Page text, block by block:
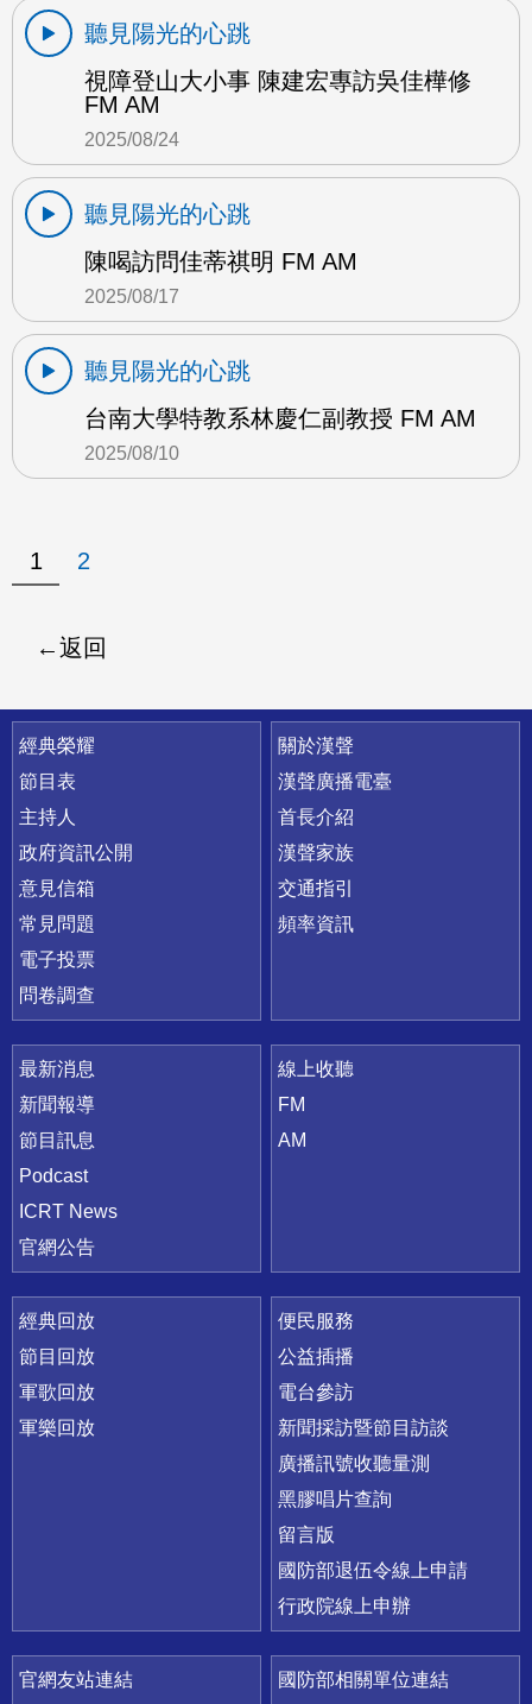
聽見陽光的心跳
視障登山大小事 陳建宏專訪吳佳樺修
FM AM
2025/08/24
聽見陽光的心跳
陳喝訪問佳蒂祺明 FM AM
2025/08/17
聽見陽光的心跳
台南大學特教系林慶仁副教授 FM AM
2025/08/10
1 2
返回
快速連結
經典榮耀
節目表
主持人
政府資訊公開
意見信箱
常見問題
電子投票
問卷調查
關於漢聲
漢聲廣播電臺
首長介紹
漢聲家族
交通指引
頻率資訊
最新消息
新聞報導
節目訊息
Podcast
ICRT News
官網公告
線上收聽
FM
AM
經典回放
節目回放
軍歌回放
軍樂回放
便民服務
公益插播
電台參訪
新聞採訪暨節目訪談
廣播訊號收聽量測
黑膠唱片查詢
留言版
國防部退伍令線上申請
行政院線上申辦
官網友站連結
國防部相關單位連結